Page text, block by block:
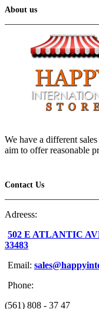
About us
We have a different
aim to offer reasonable
Contact Us
Adreess:
502 E ATLANTIC
33483
Email:
Phone:
(561) 808 - 37 47